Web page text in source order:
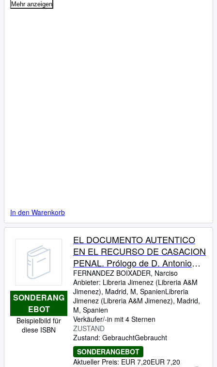
Mehr anzeigen
In den Warenkorb
SONDERANG
EBOT
Beispielbild für
diese ISBN
EL DOCUMENTO AUTENTICO
EN EL RECURSO DE CASACION
PENAL. Prólogo de D. Antonio
Ferrer Sama
FERNANDEZ BOIXADER, Narciso
Anbieter: Libreria Jimenez (Libreria A&M
Jimenez), Madrid, M, SpanienLibreria
Jimenez (Libreria A&M Jimenez), Madrid,
M, Spanien
Verkäufer/-in mit 4 Sternen
ZUSTAND
Zustand: GebrauchtGebraucht
SONDERANGEBOT
Aktueller Preis: EUR 7,20EUR 7,20